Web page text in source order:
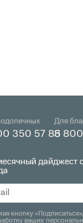
350 57 85
Для
8
дайджест
кнопку
ваших